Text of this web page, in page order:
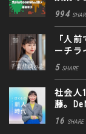
994
「人
ーチラ
に込め
5 SHARE
社会人
藤。
生きる
16 SHARE